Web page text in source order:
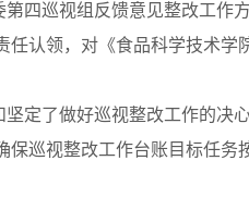
巡视组反馈意见整改工作
认领，对《食品科学技术
了做好巡视整改工作的决
巡视整改工作台账目标任务